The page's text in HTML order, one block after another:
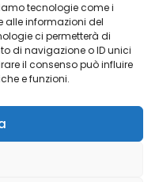
tecnologie come i
alle informazioni del
ci permetterà di
di navigazione o ID unici
il consenso può influire
e funzioni.
- P.I. 02048840769 |
&